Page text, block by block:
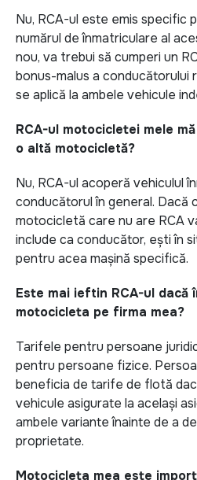
Nu, RCA-ul este emis specific
numărul de înmatriculare al
nou, va trebui să cumperi un
bonus-malus a conducătorului
se aplică la ambele vehicule
RCA-ul motocicletei mele
o altă motocicletă?
Nu, RCA-ul acoperă vehiculul
conducătorul în general. Dacă
motocicletă care nu are RCA
include ca conducător, ești în
pentru acea mașină specifică.
Este mai ieftin RCA-ul dacă
motocicleta pe firma mea?
Tarifele pentru persoane
pentru persoane fizice.
beneficia de tarife de flotă
vehicule asigurate la același
ambele variante înainte de a
proprietate.
Motocicleta mea este